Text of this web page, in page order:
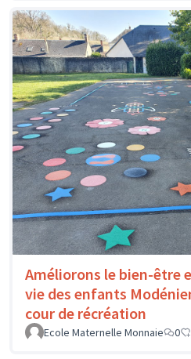
Améliorons le bien-être
vie des enfants
cour de récréation
Ecole Maternelle Monnaie 0